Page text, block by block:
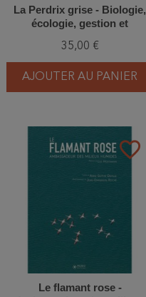
La Perdrix grise - Biologie,
écologie, gestion et
35,00 €
AJOUTER AU PANIER
favorite_border
Le flamant rose -